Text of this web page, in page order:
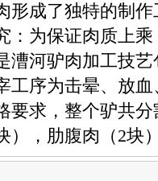
形成了独特的制
：为保证肉质上
漕河驴肉加工技
工序为击晕、放
要求，整个驴共
），肋腹肉（2